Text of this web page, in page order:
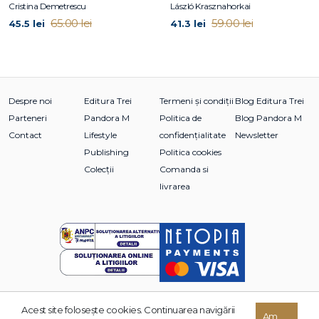
Cristina Demetrescu
45.5 lei 65.00 lei
László Krasznahorkai
41.3 lei 59.00 lei
Despre noi
Parteneri
Contact
Editura Trei
Pandora M
Lifestyle
Publishing
Colecții
Termeni și condiții
Politica de
confidențialitate
Politica cookies
Comanda si
livrarea
Blog Editura Trei
Blog Pandora M
Newsletter
© 2026 Grupul Editorial TREI. Toate drepturile rezervate.
Acest site foloseşte cookies. Continuarea navigării
Am